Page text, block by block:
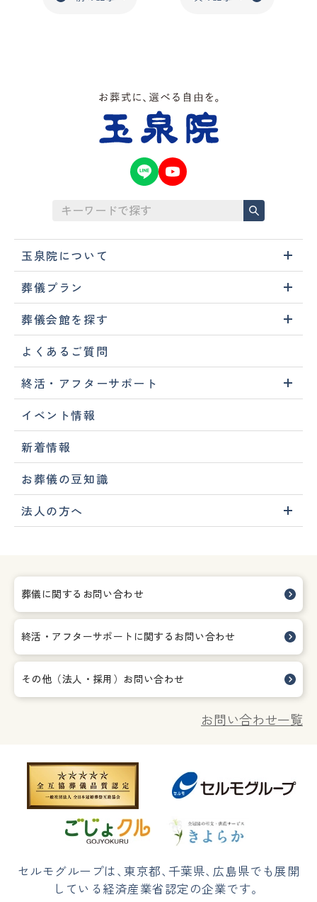
玉泉院について
葬儀プラン
葬儀会館を探す
よくあるご質問
終活・アフターサポート
イベント情報
新着情報
お葬儀の豆知識
法人の方へ
葬儀に関するお問い合わせ
終活・アフターサポートに関する お問い合わせ
その他（法人・採用）お問い合わせ
お問い合わせ一覧
セルモグループは、東京都、 千葉県、 広島県でも展開
している経済産業省認定の企業です。